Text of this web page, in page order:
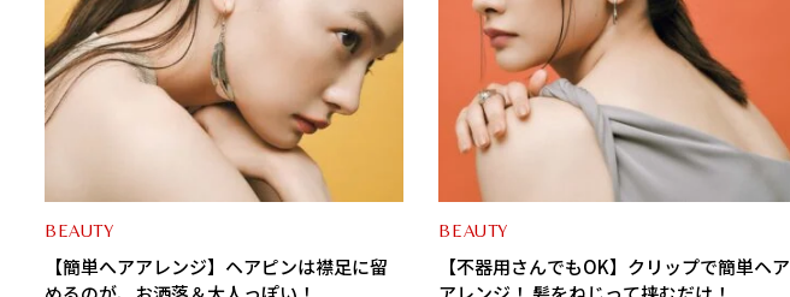
BEAUTY
【簡単へアアレンジ】ヘアピンは襟足に留
BEAUTY
【不器用さんでもOK】クリップで簡単ヘア